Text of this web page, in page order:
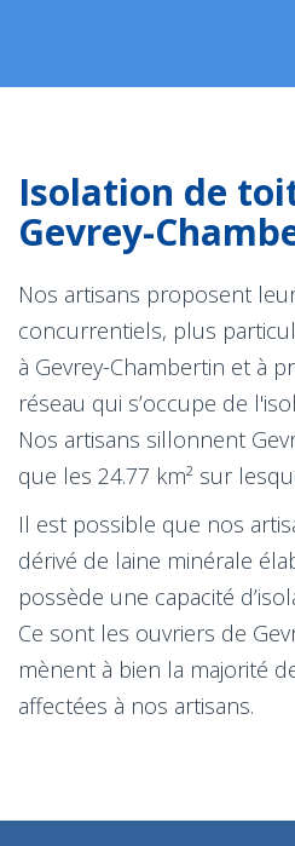
Isolation de
Gevrey-
Nos artisans proposent
concurrentiels, plus
à Gevrey-Chambertin et à
réseau qui s’occupe de
Nos artisans sillonnent
que les 24.77 km² sur
Il est possible que nos
dérivé de laine minérale
possède une capacité
Ce sont les ouvriers de
mènent à bien la majorité
affectées à nos artisans.